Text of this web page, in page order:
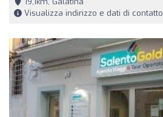
Visualizza indirizzo e dati di contatto